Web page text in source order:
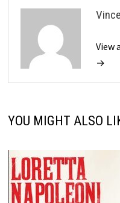
View
→
YOU MIGHT ALSO